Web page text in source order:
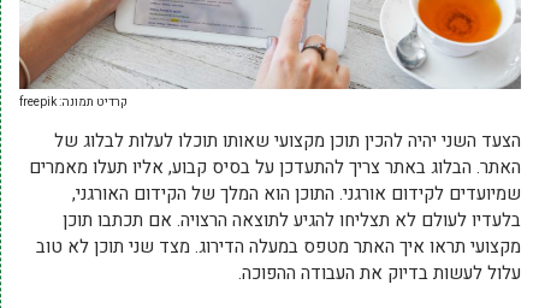
קרדיט תמונה: freepik
הצעד השני יהיה להכין תוכן מקצועי שאותו תוכלו לעלות לבלוג של
האתר. הבלוג באתר צריך להתעדכן על בסיס קבוע, אליו תעלו מאמרים
שמיועדים לקידום אורגני. התוכן הוא המלך של הקידום האורגני,
בלעדיו לעולם לא תצליחו להגיע לתוצאה הרצויה. אם תכתבו תוכן
מקצועי תראו איך האתר מטפס במעלה הדירוג. מצד שני תוכן לא טוב
עלול לעשות בדיוק את העבודה ההפוכה.